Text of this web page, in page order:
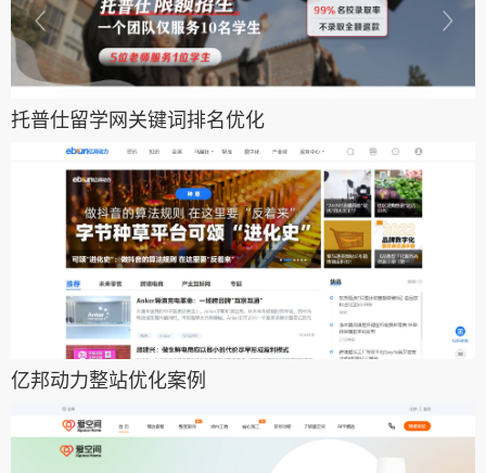
托普仕留学网关键词排名优化
亿邦动力整站优化案例